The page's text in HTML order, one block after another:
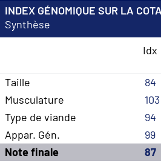
INDEX GÉNOMIQUE SUR LA
Synthèse
Idx
Taille 84
Musculature
103
Type de viande
94
Appar. Gén.
99
Note finale
87